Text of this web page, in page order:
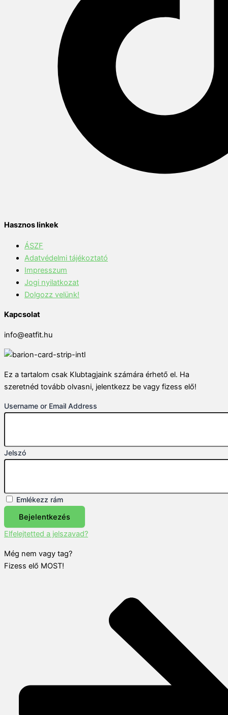
Hasznos linkek
ÁSZF
Adatvédelmi tájékoztató
Impresszum
Jogi nyilatkozat
Dolgozz velünk!
Kapcsolat
info@eatfit.hu
Ez a tartalom csak Klubtagjaink számára érhető el. Ha
szeretnéd tovább olvasni, jelentkezz be vagy fizess elő!
Username or Email Address
Jelszó
Emlékezz rám
Bejelentkezés
Elfelejtetted a jelszavad?
Még nem vagy tag?
Fizess elő MOST!